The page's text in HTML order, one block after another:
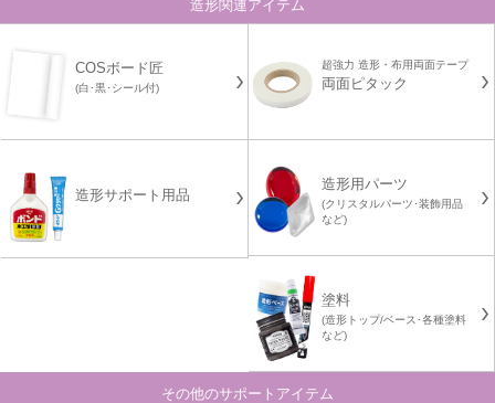
造形関連アイテム
COSボード匠
(白･黒･シール付)
超強力 造形・布用両面テープ
両面ピタック
造形サポート用品
造形用パーツ
(クリスタルパーツ･装飾用品
など)
塗料
(造形トップ/ベース･各種塗料
など)
その他のサポートアイテム